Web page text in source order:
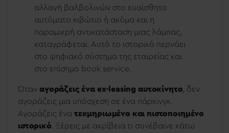
αλλαγή βαλβολινών στο ευαίσθητο
αυτόματο κιβώτιο ή ακόμα και η
παραμικρή αντικατάσταση μιας λάμπας,
καταγράφεται. Αυτό το ιστορικό περνάει
στο ψηφιακό σύστημα της εταιρείας και
στο επίσημο book service.
Όταν αγοράζεις ένα ex-leasing αυτοκίνητο , δεν
αγοράζεις μια υπόσχεση σε ένα πάρκινγκ.
Αγοράζεις ένα τεκμηριωμένο και πιστοποιημένο
ιστορικό . Ξέρεις με ακρίβεια τι συνέβαινε κάτω